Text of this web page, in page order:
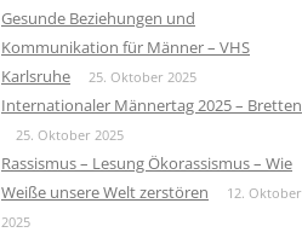
Gesunde Beziehungen und
Kommunikation für Männer – VHS
Karlsruhe
25. Oktober 2025
Internationaler Männertag 2025 – Bretten
25. Oktober 2025
Rassismus – Lesung Ökorassismus – Wie
Weiße unsere Welt zerstören
12. Oktober
2025